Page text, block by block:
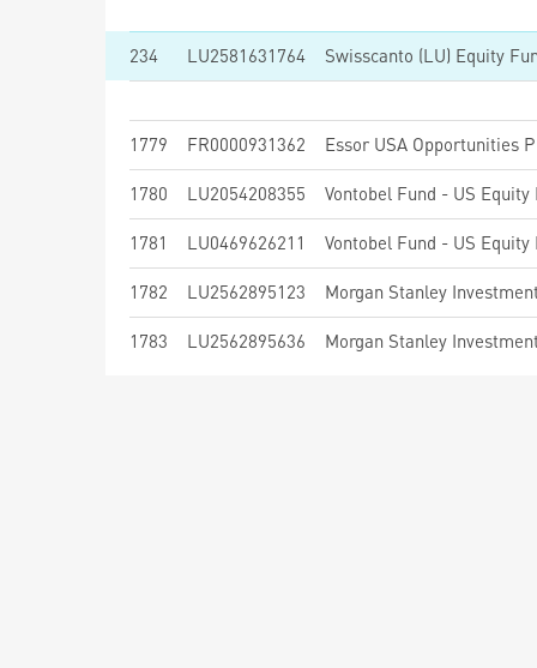
234 LU2581631764
1779 FR0000931362 Essor USA Opportunities
1780 LU2054208355 Vontobel Fund - US Equity
1781 LU0469626211 Vontobel Fund - US Equity
1782 LU2562895123
1783 LU2562895636